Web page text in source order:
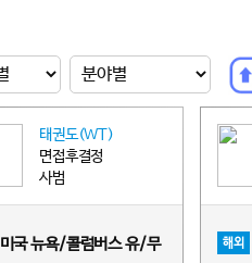
태권도(WT)
면접후결정
사범
미국 뉴욕/콜럼버스 유/무
해외